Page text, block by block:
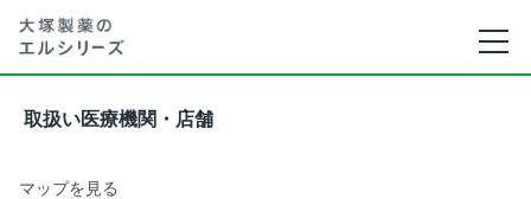
取扱い医療機関・店舗
マップを見る